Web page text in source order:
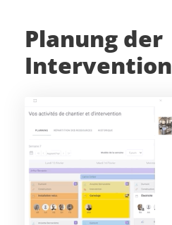
Planung der
Intervention